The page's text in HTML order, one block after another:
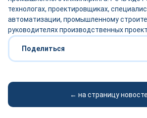
технологах, проектировщиках,
автоматизации, промышленному
руководителях производственных
Поделиться
← на страницу